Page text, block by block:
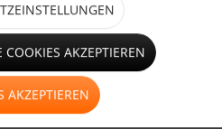
(ab 1,25m²)
AKZEPTIEREN
AKZEPTIEREN